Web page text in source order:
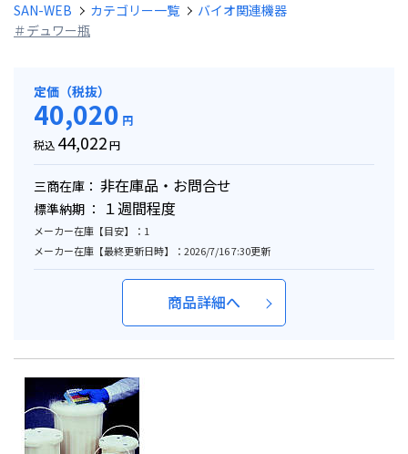
SAN-WEB カテゴリー一覧
バイオ関連機器
＃デュワー瓶
定価（税抜）
40,020 円
税込 44,022円
三商在庫： 非在庫品・お問合せ
標準納期 ： １週間程度
メーカー在庫【目安】：1
メーカー在庫【最終更新日時】：2026/7/16 7:30更新
商品詳細へ